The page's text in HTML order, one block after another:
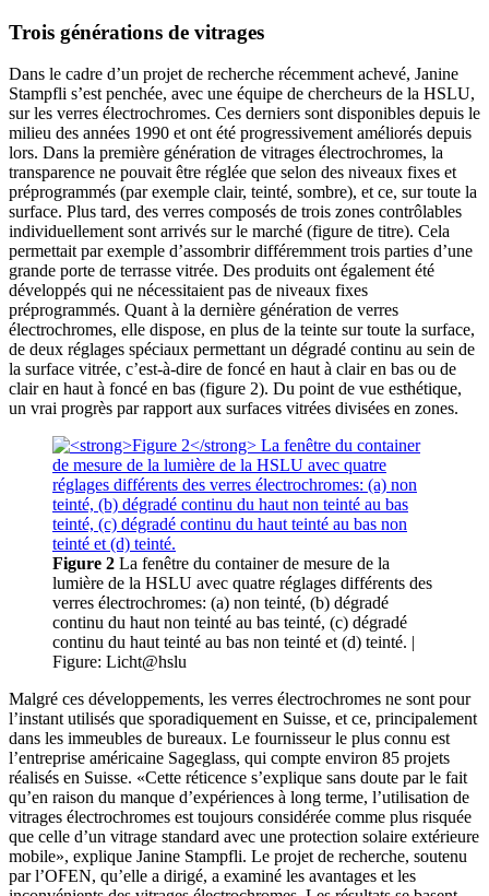
Trois générations de vitrages
Dans le cadre d’un projet de recherche récemment achevé, Janine
Stampfli s’est penchée, avec une équipe de chercheurs de la HSLU,
sur les verres électrochromes. Ces derniers sont disponibles depuis le
milieu des années 1990 et ont été progressivement améliorés depuis
lors. Dans la première génération de vitrages électrochromes, la
transparence ne pouvait être réglée que selon des niveaux fixes et
préprogrammés (par exemple clair, teinté, sombre), et ce, sur toute la
surface. Plus tard, des verres composés de trois zones contrôlables
individuellement sont arrivés sur le marché (figure de titre). Cela
permettait par exemple d’assombrir différemment trois parties d’une
grande porte de terrasse vitrée. Des produits ont également été
développés qui ne nécessitaient pas de niveaux fixes
préprogrammés. Quant à la dernière génération de verres
électrochromes, elle dispose, en plus de la teinte sur toute la surface,
de deux réglages spéciaux permettant un dégradé continu au sein de
la surface vitrée, c’est-à-dire de foncé en haut à clair en bas ou de
clair en haut à foncé en bas (figure 2). Du point de vue esthétique,
un vrai progrès par rapport aux surfaces vitrées divisées en zones.
Figure 2 La fenêtre du container de mesure de la
lumière de la HSLU avec quatre réglages différents des
verres électrochromes: (a) non teinté, (b) dégradé
continu du haut non teinté au bas teinté, (c) dégradé
continu du haut teinté au bas non teinté et (d) teinté. |
Figure: Licht@hslu
Malgré ces développements, les verres électrochromes ne sont pour
l’instant utilisés que sporadiquement en Suisse, et ce, principalement
dans les immeubles de bureaux. Le fournisseur le plus connu est
l’entreprise américaine Sageglass, qui compte environ 85 projets
réalisés en Suisse. «Cette réticence s’explique sans doute par le fait
qu’en raison du manque d’expériences à long terme, l’utilisation de
vitrages électrochromes est toujours considérée comme plus risquée
que celle d’un vitrage standard avec une protection solaire extérieure
mobile», explique Janine Stampfli. Le projet de recherche, soutenu
par l’OFEN, qu’elle a dirigé, a examiné les avantages et les